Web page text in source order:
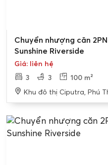
Bán gấp
Chuyển nhượng căn
Sunshine Riverside
Giá: liên hệ
3
3 100 m²
Khu đô thị Ciputra, Phú